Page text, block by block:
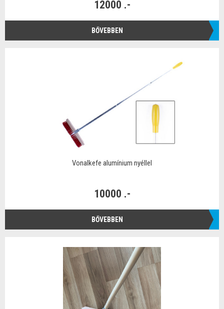
12000 .-
BŐVEBBEN
Vonalkefe alumínium nyéllel
10000 .-
BŐVEBBEN